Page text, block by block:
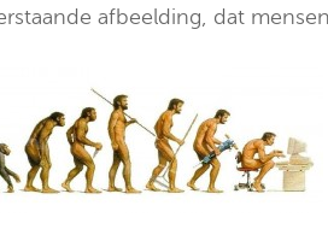
afbeelding, dat